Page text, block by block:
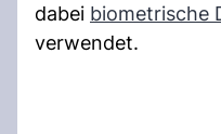
dabei biometrische
verwendet.